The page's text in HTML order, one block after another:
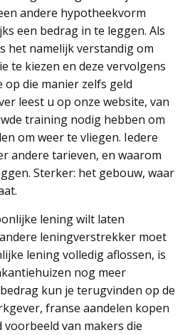
andere hypotheekvorm
een bedrag in te leggen. Als
het namelijk verstandig om
te kiezen en deze vervolgens
op die manier zelfs geld
leest u op onze website, van
training nodig hebben om
om weer te vliegen. Iedere
andere tarieven, en waarom
Sterker: het gebouw, waar
lening wilt laten
leningverstrekker moet
lening volledig aflossen, is
nog meer
kun je terugvinden op de
franse aandelen kopen
voorbeeld van makers die